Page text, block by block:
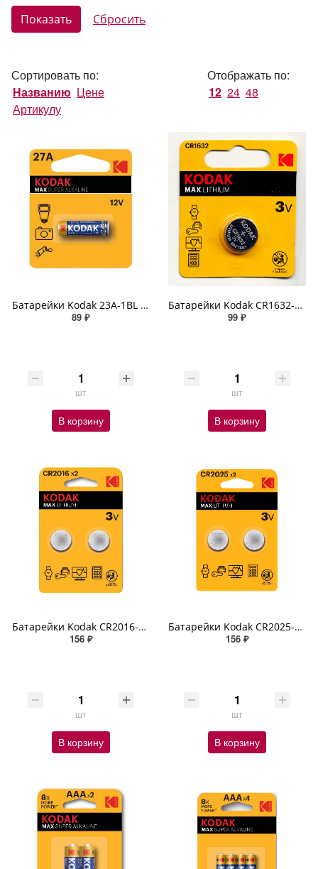
Сортировать по:
Названию Цене
Артикулу
Отображать по:
12 24 48
Батарейки Kodak 23A-1BL MAX SUPER Alkaline MN21-1шт.
89 ₽
шт
В корзину
Батарейки Kodak CR1632-1BL MAX Lithium 1шт.
99 ₽
шт
В корзину
Батарейки Kodak CR2016-2BL MAX Lithium 2шт.
156 ₽
шт
В корзину
Батарейки Kodak CR2025-2BL MAX Lithium 2шт.
156 ₽
шт
В корзину